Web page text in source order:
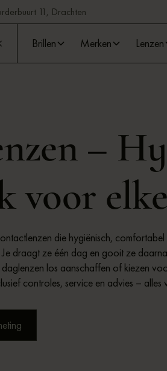
11, Drachten
Brillen Merken Lenzen
–
voor
die hygiënisch,
Je draagt ze één dag en gooit ze
los aanschaffen of kiezen
controles, service en advies –